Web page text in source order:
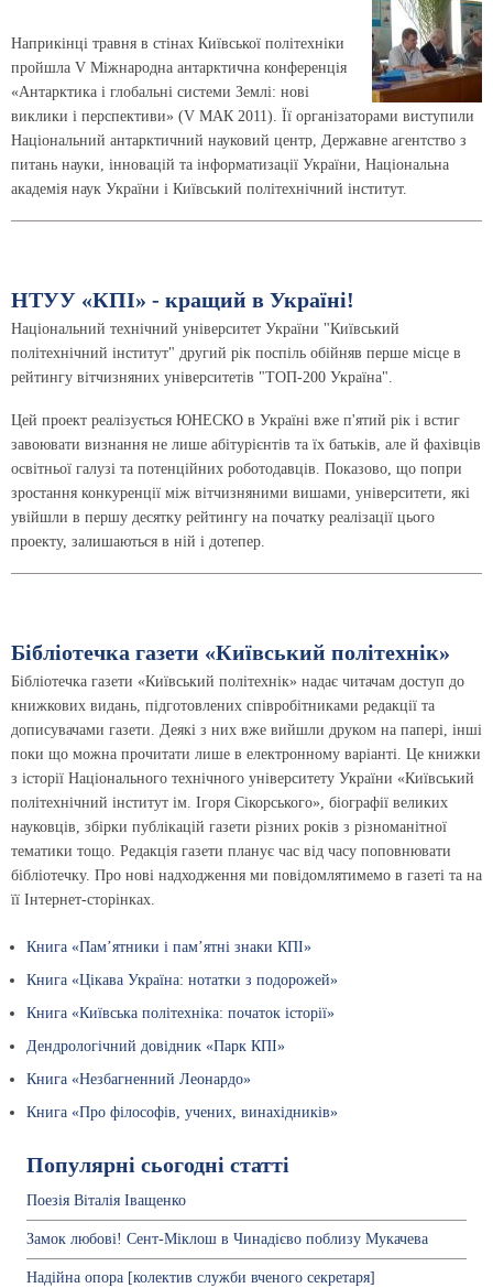
Наприкінці травня в стінах Київської політехніки
пройшла V Міжнародна антарктична конференція
«Антарктика і глобальні системи Землі: нові
виклики і перспективи» (V МАК 2011). Її організаторами виступили
Національний антарктичний науковий центр, Державне агентство з
питань науки, інновацій та інформатизації України, Національна
академія наук України і Київський політехнічний інститут.
НТУУ «КПІ» - кращий в Україні!
Національний технічний університет України "Київський
політехнічний інститут" другий рік поспіль обійняв перше місце в
рейтингу вітчизняних університетів "ТОП-200 Україна".
Цей проект реалізується ЮНЕСКО в Україні вже п'ятий рік і встиг
завоювати визнання не лише абітурієнтів та їх батьків, але й фахівців
освітньої галузі та потенційних роботодавців. Показово, що попри
зростання конкуренції між вітчизняними вишами, університети, які
увійшли в першу десятку рейтингу на початку реалізації цього
проекту, залишаються в ній і дотепер.
Бібліотечка газети «Київський політехнік»
Бібліотечка газети «Київський політехнік» надає читачам доступ до
книжкових видань, підготовлених співробітниками редакції та
дописувачами газети. Деякі з них вже вийшли друком на папері, інші
поки що можна прочитати лише в електронному варіанті. Це книжки
з історії Національного технічного університету України «Київський
політехнічний інститут ім. Ігоря Сікорського», біографії великих
науковців, збірки публікацій газети різних років з різноманітної
тематики тощо. Редакція газети планує час від часу поповнювати
бібліотечку. Про нові надходження ми повідомлятимемо в газеті та на
її Інтернет-сторінках.
Книга «Пам’ятники і пам’ятні знаки КПІ»
Книга «Цікава Україна: нотатки з подорожей»
Книга «Київська політехніка: початок історії»
Дендрологічний довідник «Парк КПІ»
Книга «Незбагненний Леонардо»
Книга «Про філософів, учених, винахідників»
Популярні сьогодні статті
Поезія Віталія Іващенко
Замок любові! Сент-Міклош в Чинадієво поблизу Мукачева
Надійна опора [колектив служби вченого секретаря]